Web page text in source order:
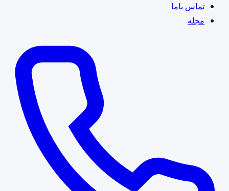
تماس باما
مجله